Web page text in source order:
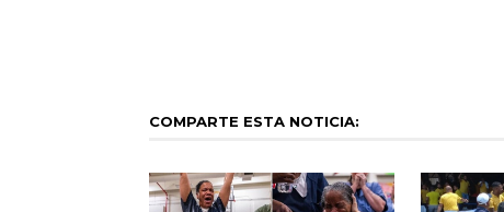
COMPARTE ESTA NOTICIA: